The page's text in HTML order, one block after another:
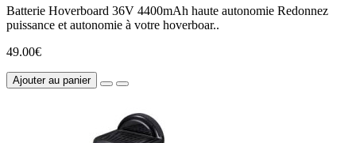
Batterie Hoverboard 36V 4400mAh haute autonomie Redonnez
puissance et autonomie à votre hoverboar..
49.00€
Ajouter au panier